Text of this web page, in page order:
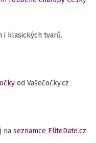
i klasických tvarů.
od Vašečočky.cz
na seznamce EliteDate.cz